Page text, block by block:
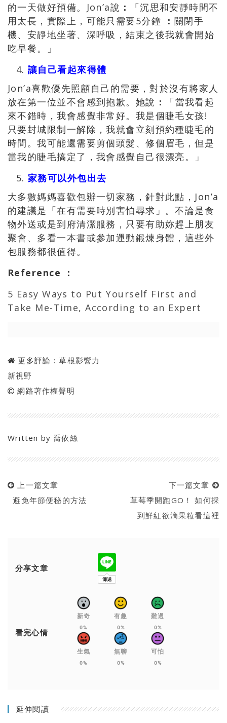
的一天做好預備。Jon’a說 ：
「沉思和安靜時間不
用太長，實際上，可能只需要5分鐘
： 關閉手
機、安靜地坐著、深呼吸，結束之後我就會開始
吃早餐。」
讓自己看起來得體
Jon’a喜歡優先照顧自己的需要，對於沒有將家人
放在第一位並不會感到抱歉。她說 ：
「當我看起
來不錯時，我會感覺非常好。我是個睫毛女孩!
只要封城限制一解除，我就會立刻預約種睫毛的
時間。我可能還需要剪個頭髮、修個眉毛，但是
當我的睫毛搞定了，我會感覺自己很漂亮。」
家務可以外包出去
大多數媽媽喜歡包辦一切家務，針對此點，Jon’a
的建議是「在有需要時別害怕尋求」。不論是食
物外送或是到府清潔服務，只要有助妳趕上朋友
聚會、多看一本書或參加運動鍛煉身體，這些外
包服務都很值得。
Reference
：
5 Easy Ways to Put Yourself First and
Take Me-Time, According to an Expert
更多評論：草根影響力
新視野
網路著作權聲明
Written by喬依絲
上一篇文章
避免年節便秘的方法
下一篇文章
草莓季開跑GO！ 如何採
到鮮紅欲滴果粒看這裡
分享文章
看完心情
新奇
0%
有趣
0%
難過
0%
生氣
0%
無聊
0%
可怕
0%
延伸閱讀